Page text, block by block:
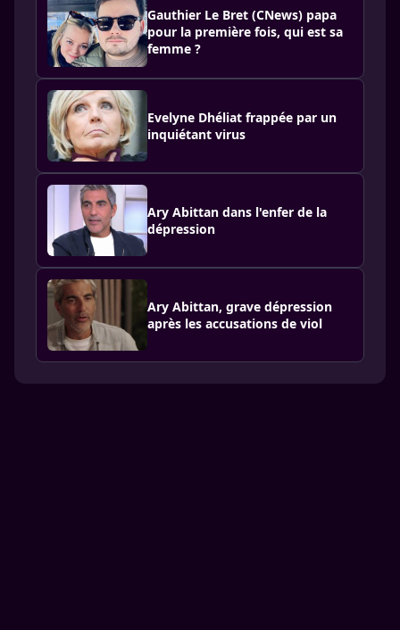
Gauthier Le Bret (CNews) papa
pour la première fois, qui est sa
femme ?
Evelyne Dhéliat frappée par un
inquiétant virus
Ary Abittan dans l'enfer de la
dépression
Ary Abittan, grave dépression
après les accusations de viol